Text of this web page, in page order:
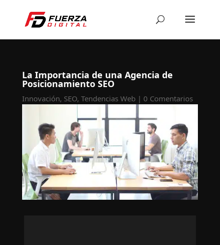
La Importancia de una Agencia de
Posicionamiento SEO
Innovación, SEO, Tendencias Web| 0 Comentarios